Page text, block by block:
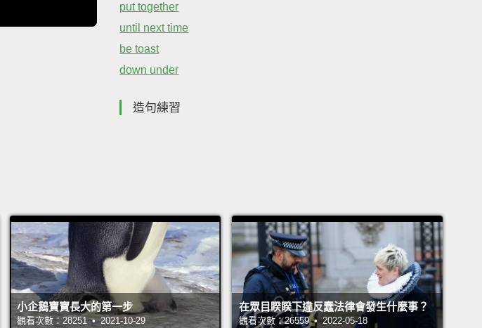
put together
until next time
be toast
down under
造句練習
小企鵝寶寶長大的第一步
觀看次數：28251 • 2021-10-29
在眾目睽睽下違反蠢法律會發生什麼事？
觀看次數：26559 • 2022-05-18